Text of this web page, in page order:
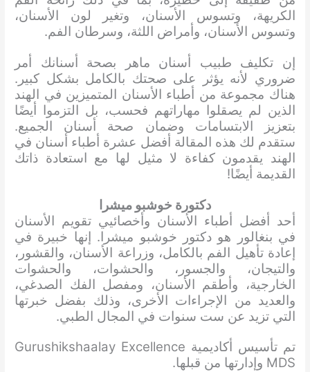
الكريهة، وتسوس الأسنان، وتغير لون الأسنان،
وتسوس الأسنان، وأمراض اللثة، وسرطان الفم.
إن تكليف طبيب أسنان ماهر بصحة أسنانك أمر
ضروري لأنه يؤثر على صحتك بالكامل بشكل كبير.
هناك مجموعة من أطباء الأسنان المتميزين في الهند
الذين لم يصقلوا مهاراتهم فحسب، بل التزموا أيضًا
بتعزيز الابتسامات وضمان صحة أسنان الجميع.
ستقدم لك هذه المقالة أفضل عشرة أطباء أسنان في
الهند يقدمون كفاءة لا مثيل لها مع استعادة ذاتك
القديمة أيضًا!
دكتورة خوشبو ميشرا
أحد أفضل أطباء الأسنان وأخصائيي تقويم الأسنان
في بنغالور هو دكتور خوشبو ميشرا. إنها خبيرة في
إعادة تأهيل الفم بالكامل، وزراعة الأسنان، والقشور،
والتيجان، والجسور، والحشوات، والحشوات
الخارجية، وأطقم الأسنان، ومفصل الفك الصدغي،
والعديد من الإجراءات الأخرى، وذلك بفضل خبرتها
التي تزيد عن ست سنوات في المجال الطبي.
تم تأسيس أكاديمية Gurushikshaalay Excellence
MDS وإدارتها من قبلها.